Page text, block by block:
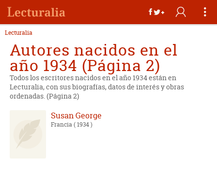
Lecturalia
Autores nacidos en el
año 1934 (Página 2)
Todos los escritores nacidos en el año 1934 están en
Lecturalia, con sus biografías, datos de interés y obras
ordenadas. (Página 2)
Susan George
Francia( 1934 )